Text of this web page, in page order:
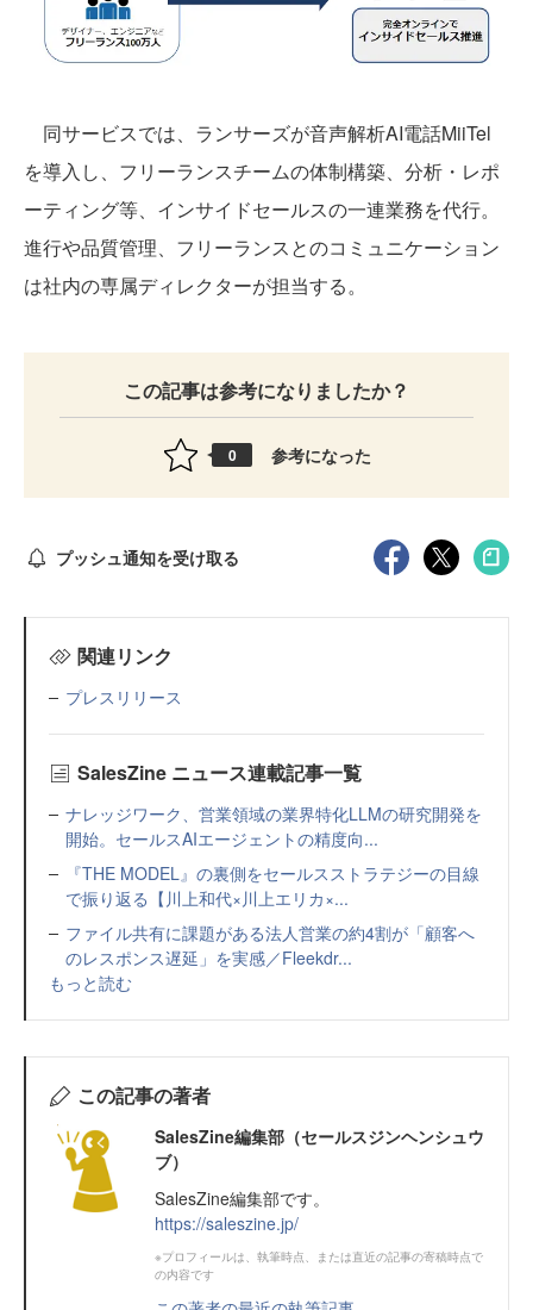
同サービスでは、ランサーズが音声解析AI電話MiiTel
を導入し、フリーランスチームの体制構築、分析・レポ
ーティング等、インサイドセールスの一連業務を代行。
進行や品質管理、フリーランスとのコミュニケーション
は社内の専属ディレクターが担当する。
この記事は参考になりましたか？
0 参考になった
プッシュ通知を受け取る
関連リンク
プレスリリース
SalesZine ニュース連載記事一覧
ナレッジワーク、営業領域の業界特化LLMの研究開発を
開始。セールスAIエージェントの精度向...
『THE MODEL』の裏側をセールスストラテジーの目線
で振り返る【川上和代×川上エリカ×...
ファイル共有に課題がある法人営業の約4割が「顧客へ
のレスポンス遅延」を実感／Fleekdr...
もっと読む
この記事の著者
SalesZine編集部（セールスジンヘンシュウ
ブ）
SalesZine編集部です。
https://saleszine.jp/
※プロフィールは、執筆時点、または直近の記事の寄稿時点で
の内容です